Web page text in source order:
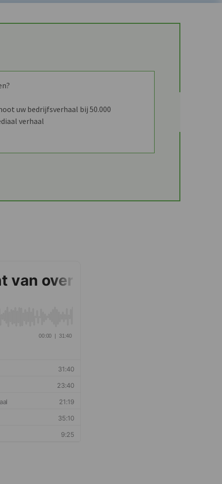
Maison Pommery zet gesprekken met
uw bedrijfsverhaal bij 50.000
verhaal